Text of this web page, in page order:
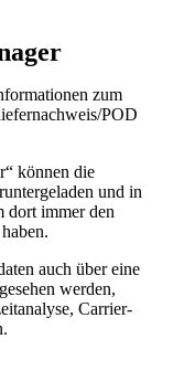
zum
POD
können die
und in
dort immer den
auch über eine
werden,
Carrier-